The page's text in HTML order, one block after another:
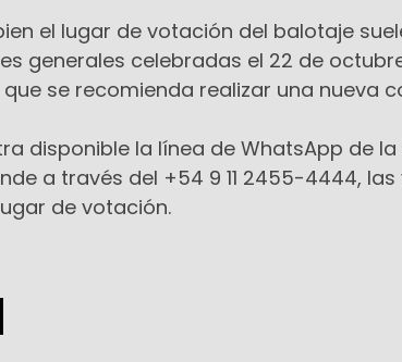
el lugar de votación del balotaje
generales celebradas el 22 de
se recomienda realizar una nueva
disponible la línea de WhatsApp de
a través del +54 9 11 2455-4444,
de votación.